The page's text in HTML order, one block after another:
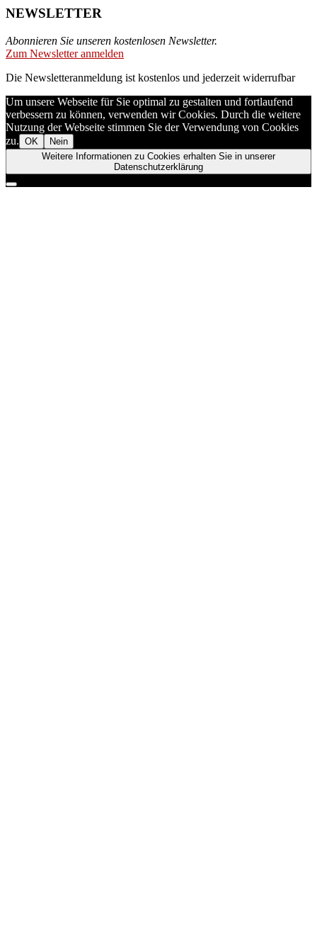
NEWSLETTER
Abonnieren Sie unseren kostenlosen Newsletter.
Zum Newsletter anmelden
Die Newsletteranmeldung ist kostenlos und jederzeit widerrufbar
Um unsere Webseite für Sie optimal zu gestalten und fortlaufend
verbessern zu können, verwenden wir Cookies. Durch die weitere
Nutzung der Webseite stimmen Sie der Verwendung von Cookies
zu. OK
Nein
Weitere Informationen zu Cookies erhalten Sie in unserer
Datenschutzerklärung